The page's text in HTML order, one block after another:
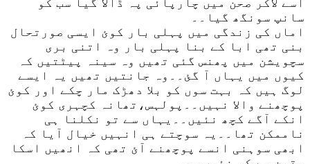
سانپ سونگھ گیا۔۔
اماں کی زندگی میں پہلی بار کوئ ایسی صورتحال
بنی تھی ابا کے بنا پہلی بار وہ اتنی بری
سچویشن میں پھنس گئی تھیں وہ سینہ پیٹتیں کہ
کیوں میں یہاں آ گئ۔۔وہ جانتیں تھیں یہ ایسے
لوگ ہیں کہ بہت سوں کو بلا دھڑک مار چکے اور کوئ
پوچھنے والا نہیں۔۔پولہس،تھانہ کچہری کوئ
انکے آگے کچھ نئیں۔۔یہاں سے تو نکلنا ہی
ناممکن تھا۔۔یہ سوچتے ہی انہیں خیال آیا کہ
ابھی سوہنی انسے پوچھنے آئ تھی کہ انھیں اسکا